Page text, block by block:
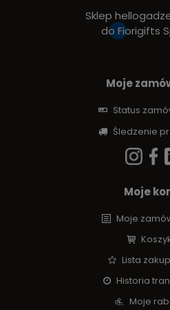
Sklep
do Fiorigifts
Moje
Status
Śledzenie
Moje
Moje
Lista
Historia
Moje